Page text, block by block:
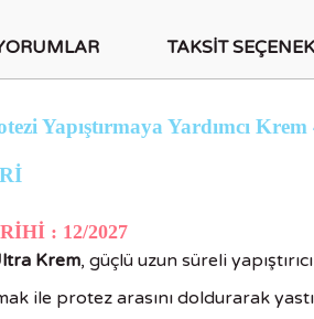
TAKSIT
Yapıştırmaya Yardımcı
İ
: 12/2027
Krem, güçlü uzun süreli
ile protez arasını doldurarak